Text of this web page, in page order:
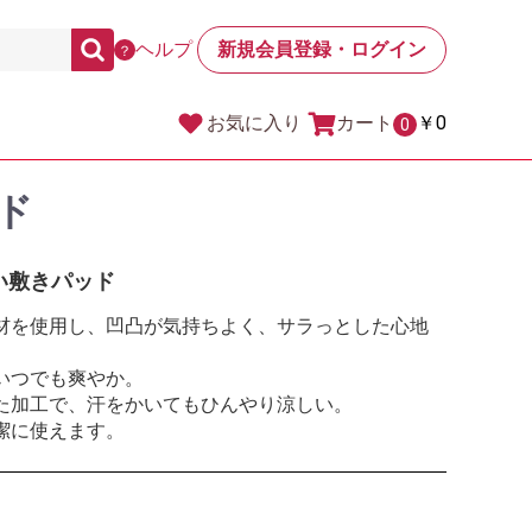
？ ヘルプ 新規会員登録・ログイン
お気に入り カート 0 ￥0
敷きパッド
を使用し、凹凸が気持ちよく、サラっとした心地
でも爽やか。
工で、汗をかいてもひんやり涼しい。
使えます。